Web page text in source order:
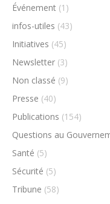
Événement (1)
infos-utiles (43)
Initiatives (45)
Newsletter (3)
Non classé (9)
Presse (40)
Publications (154)
Questions au
Santé (5)
Sécurité (5)
Tribune (58)